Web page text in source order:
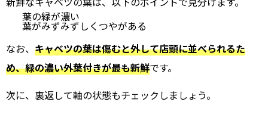
葉の緑が濃い
葉がみずみずしくつやがある
なお、 キャベツの葉は傷むと外して店頭に並べられるた
め、緑の濃い外葉付きが最も新鮮です。
次に、裏返して軸の状態もチェックしましょう。